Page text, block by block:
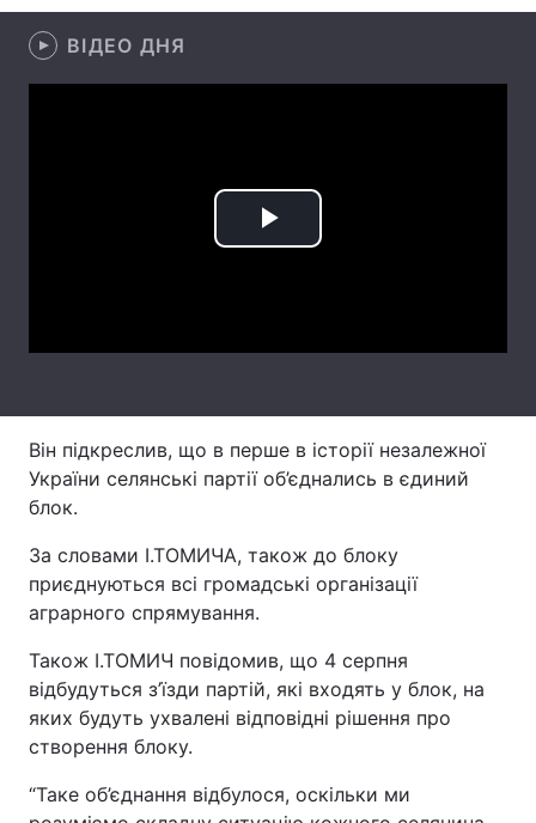
Україна
Економіка Світ
Лайт
Інциденти
Цікавинки Погода
Лонгріди
Інтерв'ю Думки
Контакти
Послуги
ВІДЕО ДНЯ
Play
Він підкреслив, що в перше в історії незалежної
України селянські партії об’єднались в єдиний
блок.
За словами І.ТОМИЧА, також до блоку
приєднуються всі громадські організації
аграрного спрямування.
Також І.ТОМИЧ повідомив, що 4 серпня
відбудуться з’їзди партій, які входять у блок, на
яких будуть ухвалені відповідні рішення про
створення блоку.
“Таке об’єднання відбулося, оскільки ми